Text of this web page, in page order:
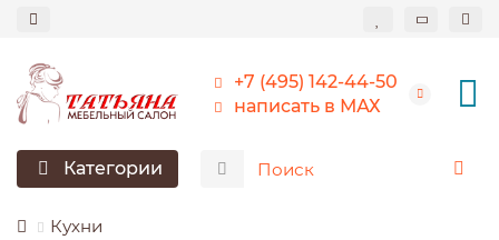
+7 (495) 142-44-50
написать в МАХ
Категории
Кухни